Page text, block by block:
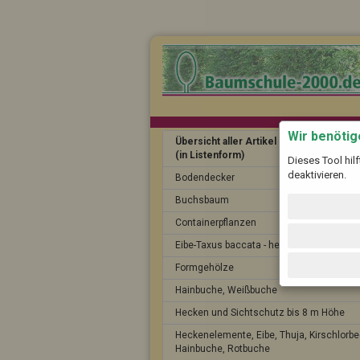
Übersicht aller Artikel
(in Listenform)
Bodendecker
Buchsbaum
Containerpflanzen
Eibe-Taxus baccata - heimische Eibe
Formgehölze
Hainbuche, Weißbuche
Hecken und Sichtschutz bis 8 m Höhe
Heckenelemente, Eibe, Thuja,
Hainbuche, Rotbuche
Wir
Dieses Tool
deaktivieren.